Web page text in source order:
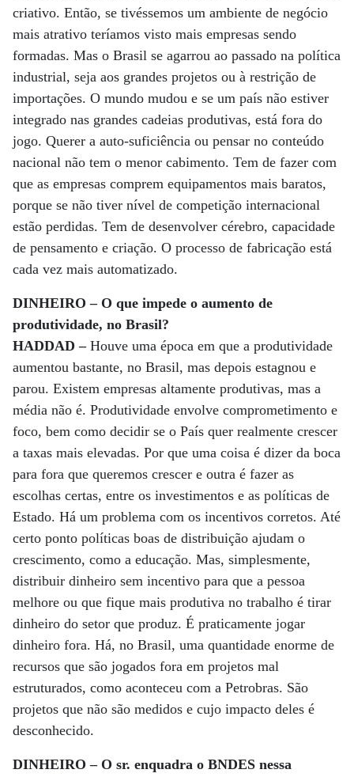
criativo. Então, se tivéssemos um ambiente de negócio
mais atrativo teríamos visto mais empresas sendo
formadas. Mas o Brasil se agarrou ao passado na política
industrial, seja aos grandes projetos ou à restrição de
importações. O mundo mudou e se um país não estiver
integrado nas grandes cadeias produtivas, está fora do
jogo. Querer a auto-suficiência ou pensar no conteúdo
nacional não tem o menor cabimento. Tem de fazer com
que as empresas comprem equipamentos mais baratos,
porque se não tiver nível de competição internacional
estão perdidas. Tem de desenvolver cérebro, capacidade
de pensamento e criação. O processo de fabricação está
cada vez mais automatizado.
DINHEIRO – O que impede o aumento de
produtividade, no Brasil?
HADDAD – Houve uma época em que a produtividade
aumentou bastante, no Brasil, mas depois estagnou e
parou. Existem empresas altamente produtivas, mas a
média não é. Produtividade envolve comprometimento e
foco, bem como decidir se o País quer realmente crescer
a taxas mais elevadas. Por que uma coisa é dizer da boca
para fora que queremos crescer e outra é fazer as
escolhas certas, entre os investimentos e as políticas de
Estado. Há um problema com os incentivos corretos. Até
certo ponto políticas boas de distribuição ajudam o
crescimento, como a educação. Mas, simplesmente,
distribuir dinheiro sem incentivo para que a pessoa
melhore ou que fique mais produtiva no trabalho é tirar
dinheiro do setor que produz. É praticamente jogar
dinheiro fora. Há, no Brasil, uma quantidade enorme de
recursos que são jogados fora em projetos mal
estruturados, como aconteceu com a Petrobras. São
projetos que não são medidos e cujo impacto deles é
desconhecido.
DINHEIRO – O sr. enquadra o BNDES nessa